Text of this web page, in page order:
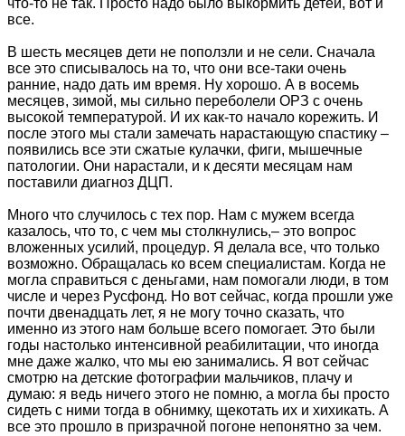
что-то не так. Просто надо было выкормить детей, вот и
все.
В шесть месяцев дети не поползли и не сели. Сначала
все это списывалось на то, что они все-таки очень
ранние, надо дать им время. Ну хорошо. А в восемь
месяцев, зимой, мы сильно переболели ОРЗ с очень
высокой температурой. И их как-то начало корежить. И
после этого мы стали замечать нарастающую спастику –
появились все эти сжатые кулачки, фиги, мышечные
патологии. Они нарастали, и к десяти месяцам нам
поставили диагноз ДЦП.
Много что случилось с тех пор. Нам с мужем всегда
казалось, что то, с чем мы столкнулись,– это вопрос
вложенных усилий, процедур. Я делала все, что только
возможно. Обращалась ко всем специалистам. Когда не
могла справиться с деньгами, нам помогали люди, в том
числе и через Русфонд. Но вот сейчас, когда прошли уже
почти двенадцать лет, я не могу точно сказать, что
именно из этого нам больше всего помогает. Это были
годы настолько интенсивной реабилитации, что иногда
мне даже жалко, что мы ею занимались. Я вот сейчас
смотрю на детские фотографии мальчиков, плачу и
думаю: я ведь ничего этого не помню, а могла бы просто
сидеть с ними тогда в обнимку, щекотать их и хихикать. А
все это прошло в призрачной погоне непонятно за чем.